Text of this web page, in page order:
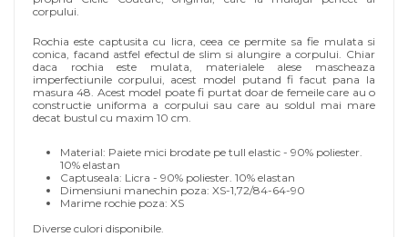
corpului.
Rochia este captusita cu licra, ceea ce permite sa fie mulata si
conica, facand astfel efectul de slim si alungire a corpului. Chiar
daca rochia este mulata, materialele alese mascheaza
imperfectiunile corpului, acest model putand fi facut pana la
masura 48. Acest model poate fi purtat doar de femeile care au o
constructie uniforma a corpului sau care au soldul mai mare
decat bustul cu maxim 10 cm.
Material: Paiete mici brodate pe tull elastic - 90% poliester.
10% elastan
Captuseala: Licra - 90% poliester. 10% elastan
Dimensiuni manechin poza: XS-1,72/84-64-90
Marime rochie poza: XS
Diverse culori disponibile.